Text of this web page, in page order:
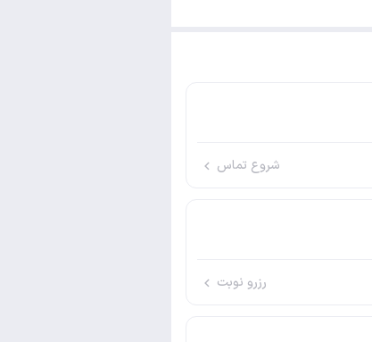
شروع تماس
رزرو نوبت